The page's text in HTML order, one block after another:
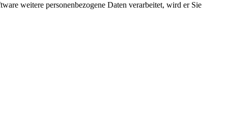
weitere personenbezogene Daten verarbeitet, wird er Sie